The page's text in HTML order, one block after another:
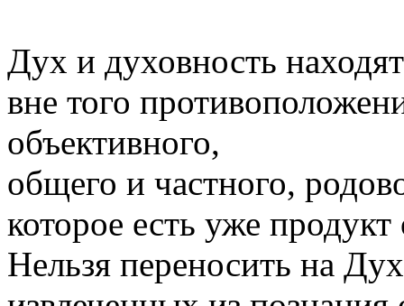
Дух и духовность
вне того
объективного,
общего и частного,
которое есть уже
Нельзя переносить на